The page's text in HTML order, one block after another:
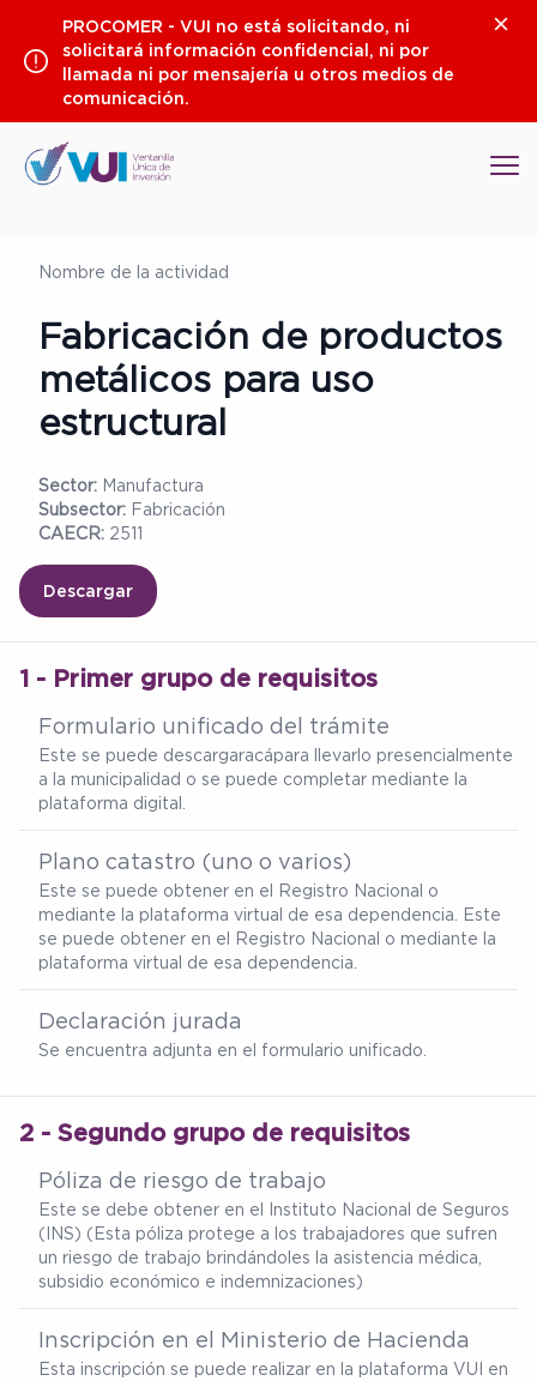
contenido
PROCOMER - VUI no está solicitando, ni
solicitará información confidencial, ni por
llamada ni por mensajería u otros medios de
comunicación.
Nombre de la actividad
Fabricación de productos
metálicos para uso
estructural
Sector: Manufactura
Subsector: Fabricación
CAECR: 2511
Descargar
1 - Primer grupo de requisitos
Formulario unificado del trámite
Este se puede descargaracápara llevarlo presencialmente
a la municipalidad o se puede completar mediante la
plataforma digital.
Plano catastro (uno o varios)
Este se puede obtener en el Registro Nacional o
mediante la plataforma virtual de esa dependencia. Este
se puede obtener en el Registro Nacional o mediante la
plataforma virtual de esa dependencia.
Declaración jurada
Se encuentra adjunta en el formulario unificado.
2 - Segundo grupo de requisitos
Póliza de riesgo de trabajo
Este se debe obtener en el Instituto Nacional de Seguros
(INS) (Esta póliza protege a los trabajadores que sufren
un riesgo de trabajo brindándoles la asistencia médica,
subsidio económico e indemnizaciones)
Inscripción en el Ministerio de Hacienda
Esta inscripción se puede realizar en la plataforma VUI en